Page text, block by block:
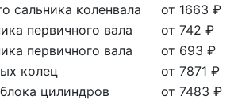
сальника коленвала
от 1663 ₽
первичного вала
от 742 ₽
первичного вала
от 693 ₽
колец
от 7871 ₽
цилиндров
от 7483 ₽